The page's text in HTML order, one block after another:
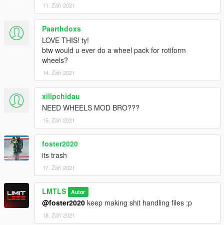
11. Září 2021
Paarthdoxs
LOVE THIS! ty!
btw would u ever do a wheel pack for rotiform
wheels?
14. Září 2021
xilipchidau
NEED WHEELS MOD BRO???
15. Září 2021
foster2020
its trash
17. Září 2021
LMTLS Autor
@foster2020 keep making shit handling files :p
18. Září 2021